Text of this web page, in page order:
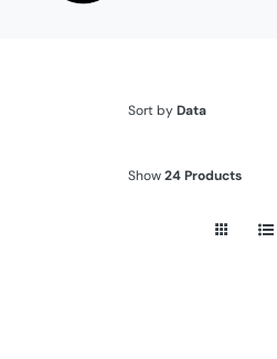
Sort byData
Show24 Products